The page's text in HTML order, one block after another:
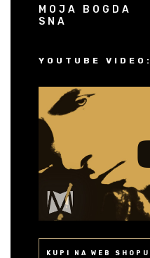
MOJA BOGDA
SNA
YOUTUBE VIDEO:
KUPI NA WEB SHOPU